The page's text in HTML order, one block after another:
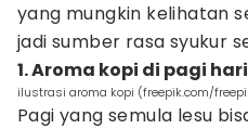
yang mungkin kelihatan
jadi sumber rasa syukur
1. Aroma kopi di pagi hari
ilustrasi aroma kopi (freepik.com/
Pagi yang semula lesu